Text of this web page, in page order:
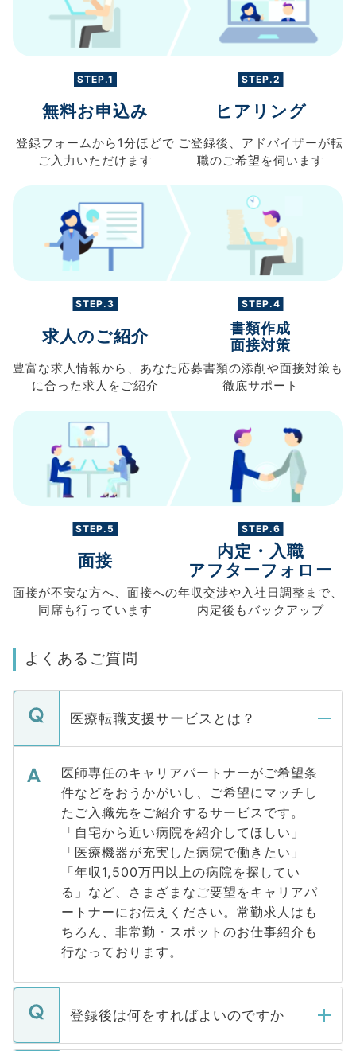
STEP.1
無料お申込み
登録フォームから 1分ほどで
ご入力 いただけます
STEP.2
ヒアリング
ご登録後、 アドバイザーが転
職のご希望を伺います
STEP.3
求人のご紹介
豊富な求人情報から、 あなた
に合った求人を ご紹介
STEP.4
書類作成
面接対策
応募書類の添削や面接対策も
徹底サポート
STEP.5
面接
面接が不安な方へ、 面接への
同席も行っています
STEP.6
内定・入職
アフターフォロー
年収交渉や入社日調整まで、
内定後もバックアップ
よくあるご質問
医療転職支援サービスとは？
医師専任のキャリアパートナーがご希望条
件などをおうかがいし、ご希望にマッチし
たご入職先をご紹介するサービスです。
「自宅から近い病院を紹介してほしい」
「医療機器が充実した病院で働きたい」
「年収1,500万円以上の病院を探してい
る」など、さまざまなご要望をキャリアパ
ートナーにお伝えください。常勤求人はも
ちろん、非常勤・スポットのお仕事紹介も
行なっております。
登録後は何をすればよいのですか